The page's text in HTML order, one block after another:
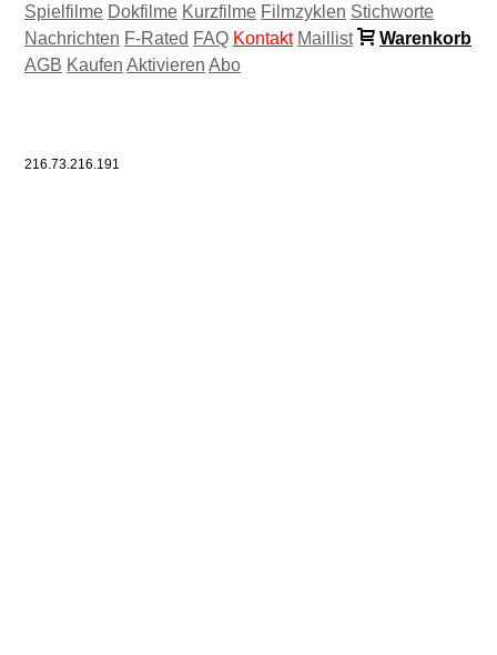
Spielfilme Dokfilme Kurzfilme Filmzyklen Stichworte
Nachrichten F-Rated FAQ Kontakt Maillist
Warenkorb
AGB Kaufen Aktivieren Abo
216.73.216.191